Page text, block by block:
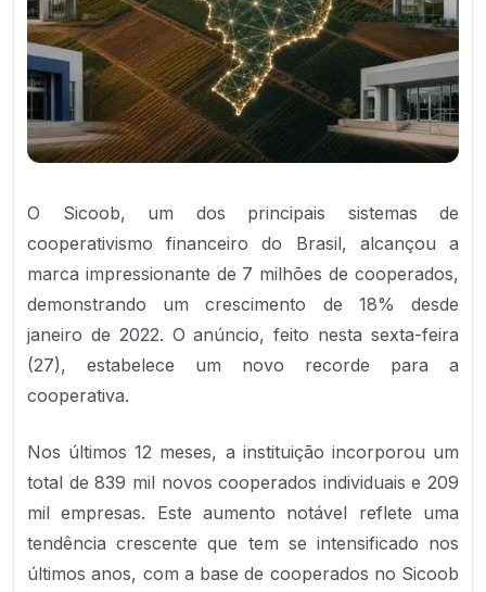
O Sicoob, um dos principais sistemas de
cooperativismo financeiro do Brasil, alcançou a
marca impressionante de 7 milhões de cooperados,
demonstrando um crescimento de 18% desde
janeiro de 2022. O anúncio, feito nesta sexta-feira
(27), estabelece um novo recorde para a
cooperativa.
Nos últimos 12 meses, a instituição incorporou um
total de 839 mil novos cooperados individuais e 209
mil empresas. Este aumento notável reflete uma
tendência crescente que tem se intensificado nos
últimos anos, com a base de cooperados no Sicoob